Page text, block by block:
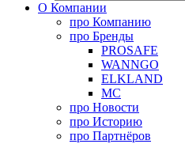
О Компании
про Компанию
про Бренды
PROSAFE
WANNGO
ELKLAND
MC
про Новости
про Историю
про Партнёров